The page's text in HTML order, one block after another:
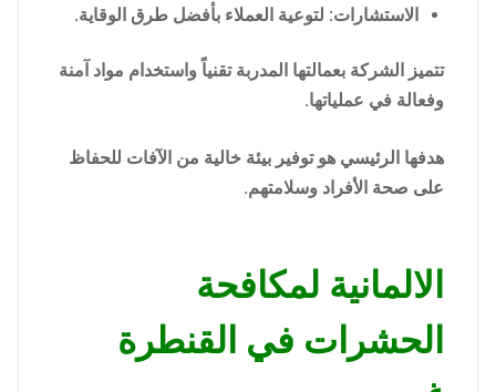
الاستشارات: لتوعية العملاء بأفضل طرق الوقاية.
تتميز الشركة بعمالتها المدربة تقنياً واستخدام مواد آمنة
وفعالة في عملياتها.
هدفها الرئيسي هو توفير بيئة خالية من الآفات للحفاظ
على صحة الأفراد وسلامتهم.
الالمانية لمكافحة
الحشرات في القنطرة